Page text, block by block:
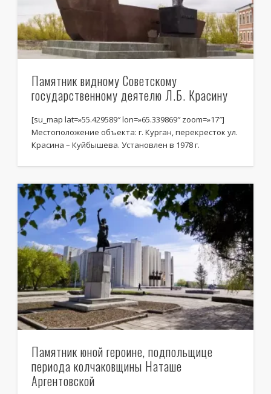
Памятник видному Советскому
государственному деятелю Л.Б. Красину
[su_map lat=»55.429589″ lon=»65.339869″ zoom=»17″]
Местоположение объекта: г. Курган, перекресток ул.
Красина – Куйбышева. Установлен в 1978 г.
Памятник юной героине, подпольщице
периода колчаковщины Наташе
Аргентовской